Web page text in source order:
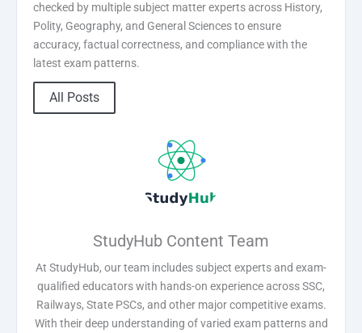
checked by multiple subject matter experts across History,
Polity, Geography, and General Sciences to ensure
accuracy, factual correctness, and compliance with the
latest exam patterns.
All Posts
StudyHub Content Team
At StudyHub, our team includes subject experts and exam-
qualified educators with hands-on experience across SSC,
Railways, State PSCs, and other major competitive exams.
With their deep understanding of varied exam patterns and